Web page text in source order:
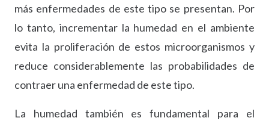
más enfermedades de este tipo se presentan. Por
lo tanto, incrementar la humedad en el ambiente
evita la proliferación de estos microorganismos y
reduce considerablemente las probabilidades de
contraer una enfermedad de este tipo.
La humedad también es fundamental para el